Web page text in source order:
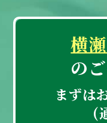
横
の
まずは
(